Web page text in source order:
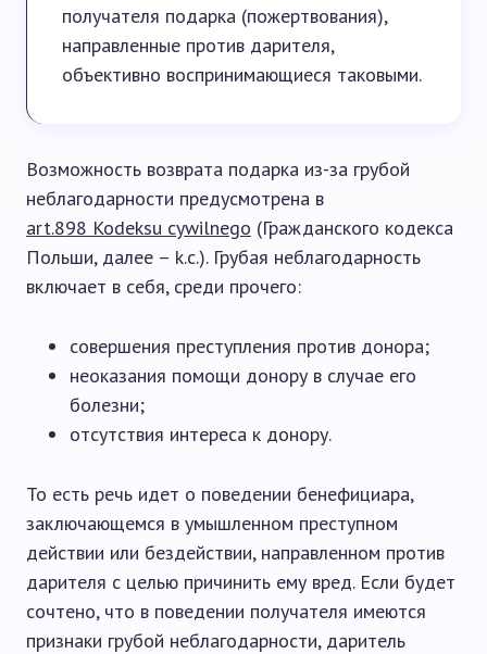
получателя подарка (пожертвования),
направленные против дарителя,
объективно воспринимающиеся таковыми.
Возможность возврата подарка из-за грубой
неблагодарности предусмотрена в
art.898 Kodeksu cywilnego (Гражданского кодекса
Польши, далее – k.с.). Грубая неблагодарность
включает в себя, среди прочего:
совершения преступления против донора;
неоказания помощи донору в случае его
болезни;
отсутствия интереса к донору.
То есть речь идет о поведении бенефициара,
заключающемся в умышленном преступном
действии или бездействии, направленном против
дарителя с целью причинить ему вред. Если будет
сочтено, что в поведении получателя имеются
признаки грубой неблагодарности, даритель